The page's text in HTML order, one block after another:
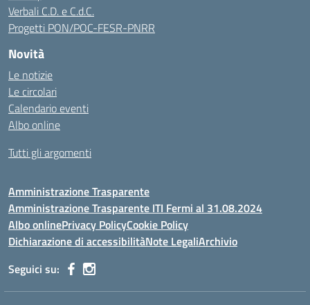
Verbali C.D. e C.d.C.
Progetti PON/POC-FESR-PNRR
Novità
Le notizie
Le circolari
Calendario eventi
Albo online
Tutti gli argomenti
Amministrazione Trasparente
Amministrazione Trasparente ITI Fermi al 31.08.2024
Albo onlinePrivacy PolicyCookie Policy
Dichiarazione di accessibilitàNote LegaliArchivio
Seguici su: